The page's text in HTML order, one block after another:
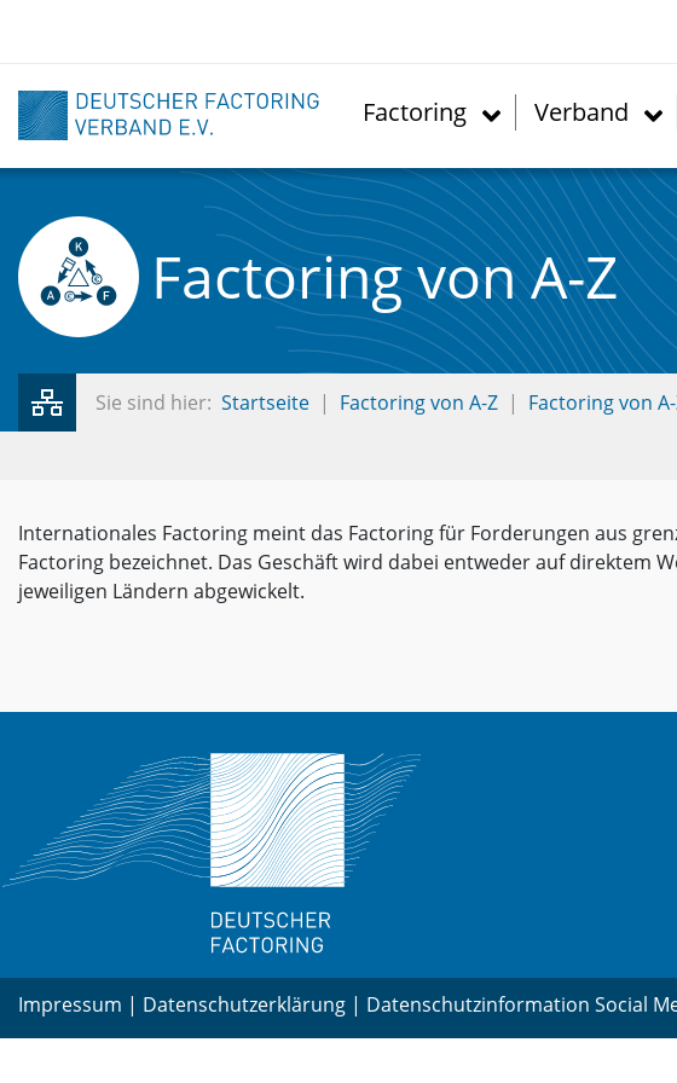
Factoring Verband
Factoring von A-Z
Sie sind hier: Startseite Factoring von A-Z Factoring von
Internationales Factoring meint das Factoring für Forderungen aus
Factoring bezeichnet. Das Geschäft wird dabei entweder auf direktem
jeweiligen Ländern abgewickelt.
Impressum | Datenschutzerklärung | Datenschutzinformation Social